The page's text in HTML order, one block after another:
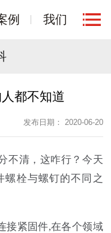
例 我们
都不知道
发布日期： 2020-06-20
不清，这咋行？今天
螺栓与螺钉的不同之
接紧固件,在各个领域